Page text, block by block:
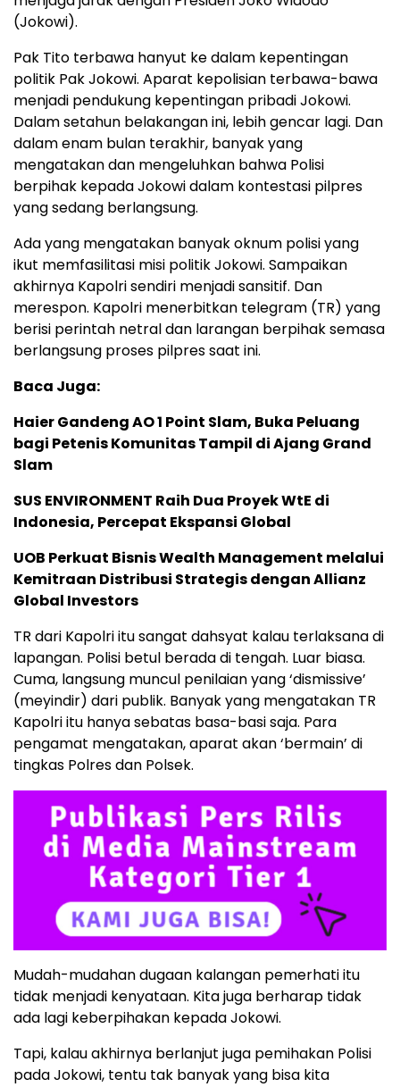
(Jokowi).
Pak Tito terbawa hanyut ke dalam kepentingan
politik Pak Jokowi. Aparat kepolisian terbawa-bawa
menjadi pendukung kepentingan pribadi Jokowi.
Dalam setahun belakangan ini, lebih gencar lagi. Dan
dalam enam bulan terakhir, banyak yang
mengatakan dan mengeluhkan bahwa Polisi
berpihak kepada Jokowi dalam kontestasi pilpres
yang sedang berlangsung.
Ada yang mengatakan banyak oknum polisi yang
ikut memfasilitasi misi politik Jokowi. Sampaikan
akhirnya Kapolri sendiri menjadi sansitif. Dan
merespon. Kapolri menerbitkan telegram (TR) yang
berisi perintah netral dan larangan berpihak semasa
berlangsung proses pilpres saat ini.
Baca Juga:
Haier Gandeng AO 1 Point Slam, Buka Peluang
bagi Petenis Komunitas Tampil di Ajang Grand
Slam
SUS ENVIRONMENT Raih Dua Proyek WtE di
Indonesia, Percepat Ekspansi Global
UOB Perkuat Bisnis Wealth Management melalui
Kemitraan Distribusi Strategis dengan Allianz
Global Investors
TR dari Kapolri itu sangat dahsyat kalau terlaksana di
lapangan. Polisi betul berada di tengah. Luar biasa.
Cuma, langsung muncul penilaian yang ‘dismissive’
(meyindir) dari publik. Banyak yang mengatakan TR
Kapolri itu hanya sebatas basa-basi saja. Para
pengamat mengatakan, aparat akan ‘bermain’ di
tingkas Polres dan Polsek.
Mudah-mudahan dugaan kalangan pemerhati itu
tidak menjadi kenyataan. Kita juga berharap tidak
ada lagi keberpihakan kepada Jokowi.
Tapi, kalau akhirnya berlanjut juga pemihakan Polisi
pada Jokowi, tentu tak banyak yang bisa kita